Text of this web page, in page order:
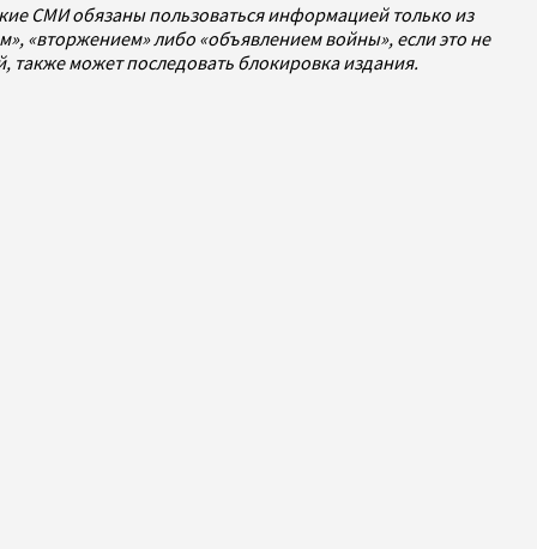
СМИ обязаны пользоваться информацией только из
«вторжением» либо «объявлением войны», если это не
также может последовать блокировка издания.